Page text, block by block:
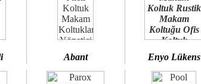
Abant Enyo Lükens